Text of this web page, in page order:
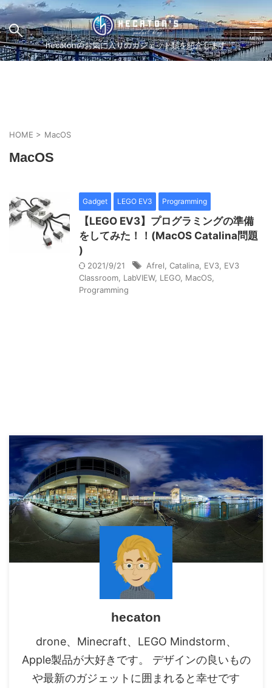
hecatonのお気に入りのガジェット類を紹介します
HOME > MacOS
MacOS
Gadget LEGO EV3 Programming
【LEGO EV3】プログラミングの準備
をしてみた！！(MacOS Catalina問題
)
2021/9/21 Afrel Catalina EV3 EV3
Classroom LabVIEW, LEGO MacOS
Programming
hecaton
drone、Minecraft、LEGO Mindstorm、
Apple製品が大好きです。 デザインの良いもの
や最新のガジェットに囲まれると幸せです